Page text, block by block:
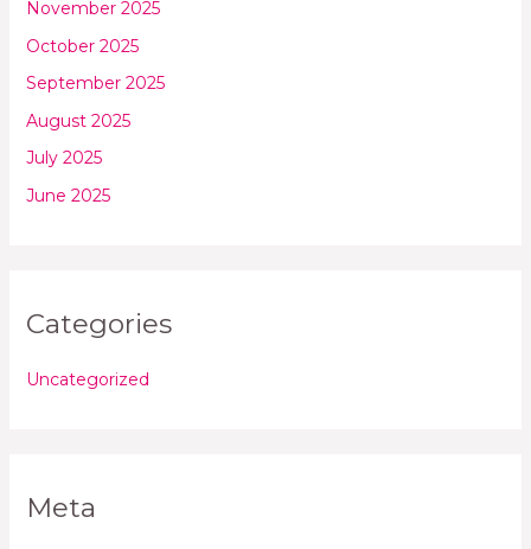
November 2025
October 2025
September 2025
August 2025
July 2025
June 2025
Categories
Uncategorized
Meta